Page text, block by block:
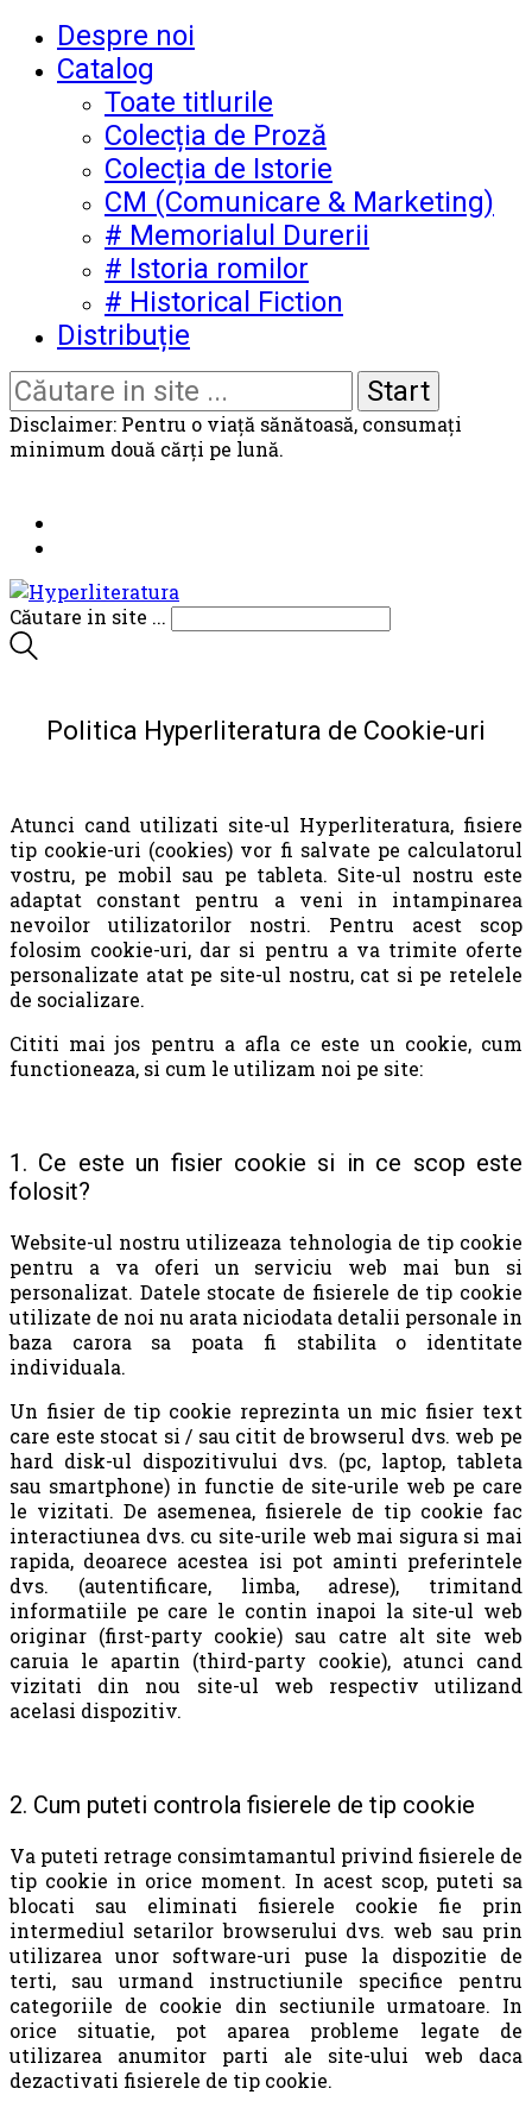
Despre noi
Catalog
Toate titlurile
Colecția de Proză
Colecția de Istorie
CM (Comunicare & Marketing)
# Memorialul Durerii
# Istoria romilor
# Historical Fiction
Distribuție
Disclaimer: Pentru o viață sănătoasă, consumați
minimum două cărți pe lună.
Căutare in site ...
Politica Hyperliteratura de Cookie-uri
Atunci cand utilizati site-ul Hyperliteratura, fisiere
tip cookie-uri (cookies) vor fi salvate pe calculatorul
vostru, pe mobil sau pe tableta. Site-ul nostru este
adaptat constant pentru a veni in intampinarea
nevoilor utilizatorilor nostri. Pentru acest scop
folosim cookie-uri, dar si pentru a va trimite oferte
personalizate atat pe site-ul nostru, cat si pe retelele
de socializare.
Cititi mai jos pentru a afla ce este un cookie, cum
functioneaza, si cum le utilizam noi pe site:
1. Ce este un fisier cookie si in ce scop este
folosit?
Website-ul nostru utilizeaza tehnologia de tip cookie
pentru a va oferi un serviciu web mai bun si
personalizat. Datele stocate de fisierele de tip cookie
utilizate de noi nu arata niciodata detalii personale in
baza carora sa poata fi stabilita o identitate
individuala.
Un fisier de tip cookie reprezinta un mic fisier text
care este stocat si / sau citit de browserul dvs. web pe
hard disk-ul dispozitivului dvs. (pc, laptop, tableta
sau smartphone) in functie de site-urile web pe care
le vizitati. De asemenea, fisierele de tip cookie fac
interactiunea dvs. cu site-urile web mai sigura si mai
rapida, deoarece acestea isi pot aminti preferintele
dvs. (autentificare, limba, adrese), trimitand
informatiile pe care le contin inapoi la site-ul web
originar (first-party cookie) sau catre alt site web
caruia le apartin (third-party cookie), atunci cand
vizitati din nou site-ul web respectiv utilizand
acelasi dispozitiv.
2. Cum puteti controla fisierele de tip cookie
Va puteti retrage consimtamantul privind fisierele de
tip cookie in orice moment. In acest scop, puteti sa
blocati sau eliminati fisierele cookie fie prin
intermediul setarilor browserului dvs. web sau prin
utilizarea unor software-uri puse la dispozitie de
terti, sau urmand instructiunile specifice pentru
categoriile de cookie din sectiunile urmatoare. In
orice situatie, pot aparea probleme legate de
utilizarea anumitor parti ale site-ului web daca
dezactivati fisierele de tip cookie.